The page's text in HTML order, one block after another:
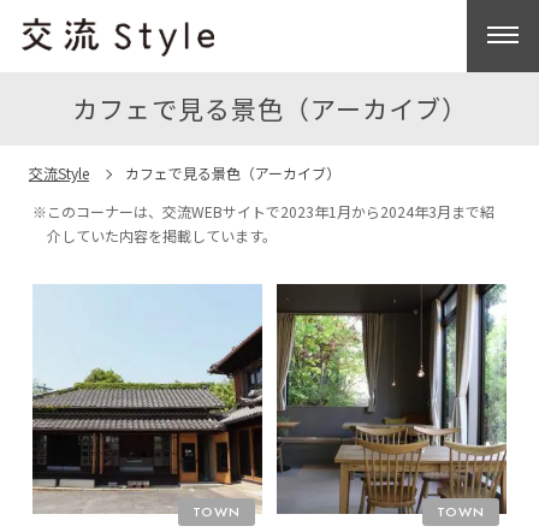
カフェで見る景色（アーカイブ）
交流Style
カフェで見る景色（アーカイブ）
※このコーナーは、交流WEBサイトで2023年1月から2024年3月まで紹
介していた内容を掲載しています。
TOWN TOWN